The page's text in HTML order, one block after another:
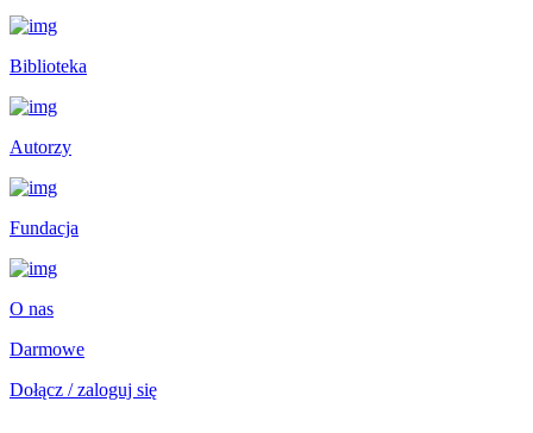
Biblioteka
Autorzy
Fundacja
O nas
Darmowe
Dołącz / zaloguj się